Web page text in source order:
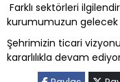
Farklı sektörleri
kurumumuzun gelecek
Şehrimizin ticari
kararlılıkla devam